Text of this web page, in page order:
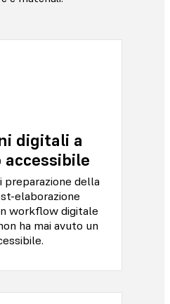
digitali a
accessibile
preparazione della
elaborazione
workflow digitale
ha mai avuto un